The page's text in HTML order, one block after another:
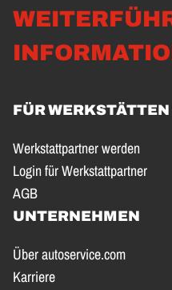
FÜR WERKSTÄTTEN
Werkstattpartner werden
Login für Werkstattpartner
AGB
UNTERNEHMEN
Über autoservice.com
Karriere